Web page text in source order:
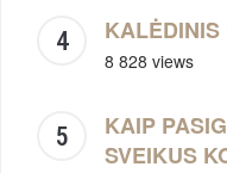
8 828 views
KAIP
SVEIKUS